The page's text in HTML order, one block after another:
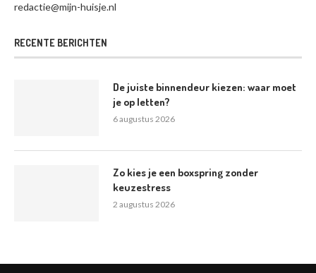
redactie@mijn-huisje.nl
RECENTE BERICHTEN
De juiste binnendeur kiezen: waar moet
je op letten?
6 augustus 2026
Zo kies je een boxspring zonder
keuzestress
2 augustus 2026